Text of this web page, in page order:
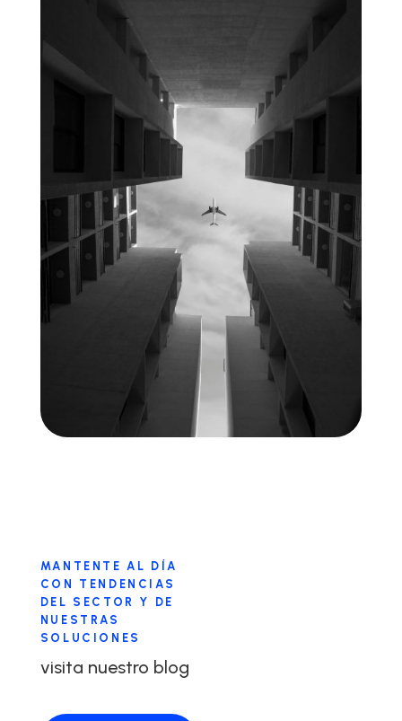
MANTENTE AL DÍA
CON TENDENCIAS
DEL SECTOR Y DE
NUESTRAS
SOLUCIONES
visita nuestro blog